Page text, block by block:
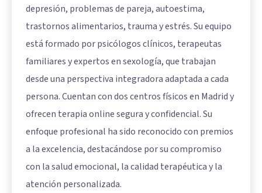
depresión, problemas de pareja, autoestima,
trastornos alimentarios, trauma y estrés. Su equipo
está formado por psicólogos clínicos, terapeutas
familiares y expertos en sexología, que trabajan
desde una perspectiva integradora adaptada a cada
persona. Cuentan con dos centros físicos en Madrid y
ofrecen terapia online segura y confidencial. Su
enfoque profesional ha sido reconocido con premios
a la excelencia, destacándose por su compromiso
con la salud emocional, la calidad terapéutica y la
atención personalizada.